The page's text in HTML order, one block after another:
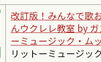
改訂版！みんなで歌
んウクレレ教室 by
ーミュージック・ム
リットーミュージッ